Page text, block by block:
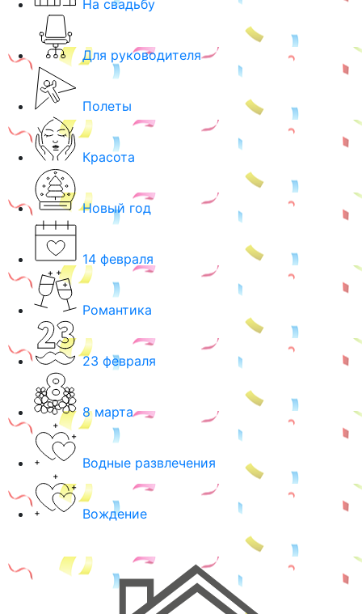
На свадьбу
Для руководителя
Полеты
Красота
Новый год
14 февраля
Романтика
23 февраля
8 марта
Водные развлечения
Вождение